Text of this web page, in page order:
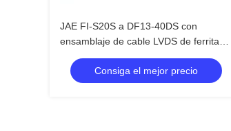
JAE FI-S20S a DF13-40DS con
ensamblaje de cable LVDS de ferrita
ZCAT2035-0930
Consiga el mejor precio